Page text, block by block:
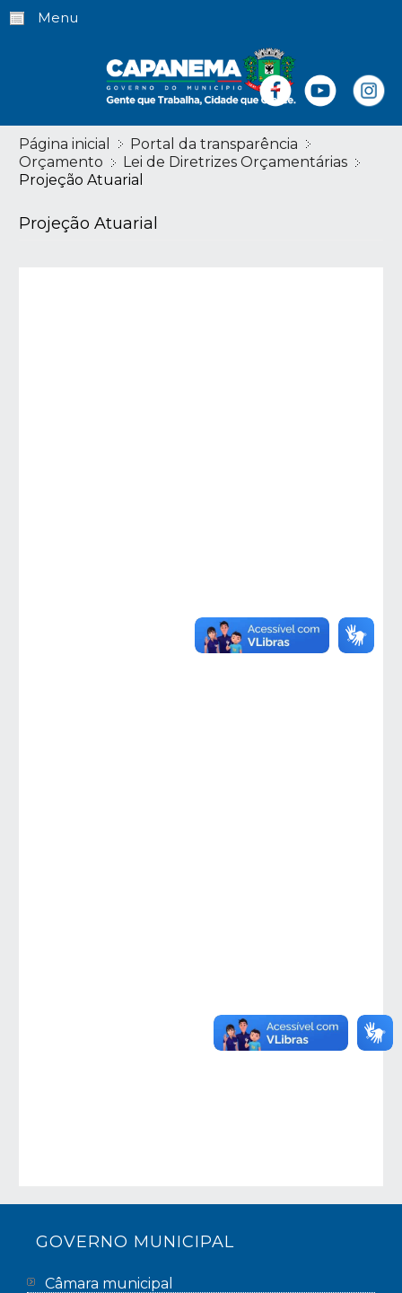
Menu
Página inicial
Portal da transparência
Orçamento
Lei de Diretrizes Orçamentárias
Projeção Atuarial
Projeção Atuarial
GOVERNO MUNICIPAL
Câmara municipal